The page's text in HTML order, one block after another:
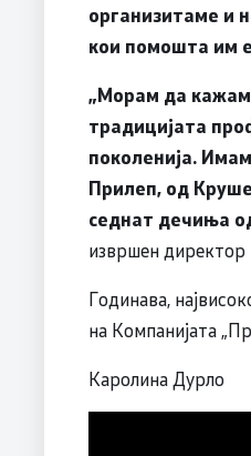
организитаме и
кои помошта им
„Морам да
традицијата
поколенија.
Прилеп, од
седнат дечиња
извршен директор
Годинава,
на Компанијата
Каролина Дурло